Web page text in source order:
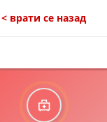
< врати се назад